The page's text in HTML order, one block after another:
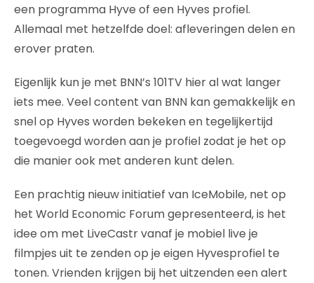
een programma Hyve of een Hyves profiel.
Allemaal met hetzelfde doel: afleveringen delen en
erover praten.
Eigenlijk kun je met BNN’s 101TV hier al wat langer
iets mee. Veel content van BNN kan gemakkelijk en
snel op Hyves worden bekeken en tegelijkertijd
toegevoegd worden aan je profiel zodat je het op
die manier ook met anderen kunt delen.
Een prachtig nieuw initiatief van IceMobile, net op
het World Economic Forum gepresenteerd, is het
idee om met LiveCastr vanaf je mobiel live je
filmpjes uit te zenden op je eigen Hyvesprofiel te
tonen. Vrienden krijgen bij het uitzenden een alert